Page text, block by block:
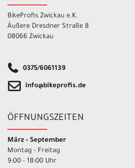
BikeProfis Zwickau e.K.
Äußere Dresdner Straße 8
08066 Zwickau
0375/6061139
info@bikeprofis.de
ÖFFNUNGSZEITEN
März - September
Montag - Freitag
9:00 - 18:00 Uhr